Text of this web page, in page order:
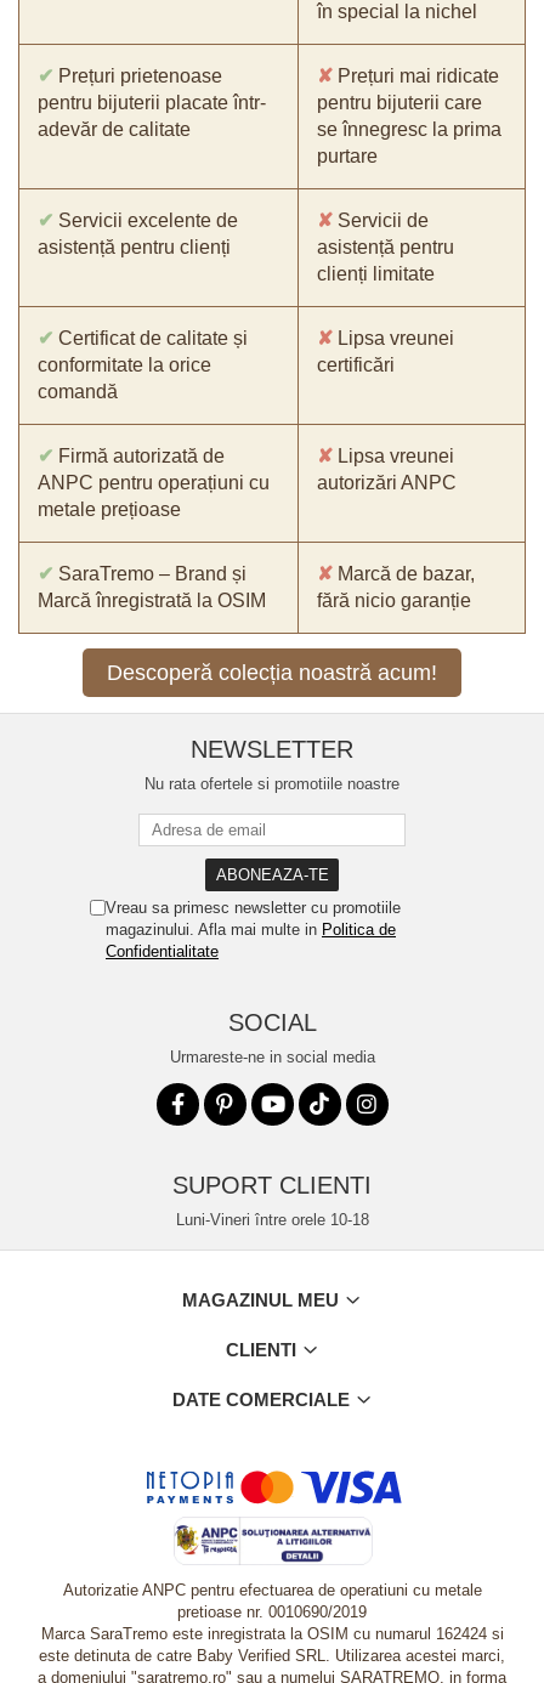
în special la nichel
✔ Prețuri prietenoase
pentru bijuterii placate într-
adevăr de calitate
✘ Prețuri mai ridicate
pentru bijuterii care
se înnegresc la prima
purtare
✔ Servicii excelente de
asistență pentru clienți
✘ Servicii de
asistență pentru
clienți limitate
✔ Certificat de calitate și
conformitate la orice
comandă
✘ Lipsa vreunei
certificări
✔ Firmă autorizată de
ANPC pentru operațiuni cu
metale prețioase
✘ Lipsa vreunei
autorizări ANPC
✔ SaraTremo – Brand și
Marcă înregistrată la OSIM
✘ Marcă de bazar,
fără nicio garanție
Descoperă colecția noastră acum!
NEWSLETTER
Nu rata ofertele si promotiile noastre
Vreau sa primesc newsletter cu promotiile
magazinului. Afla mai multe in Politica de
Confidentialitate
SOCIAL
Urmareste-ne in social media
SUPORT CLIENTI
Luni-Vineri între orele 10-18
MAGAZINUL MEU
CLIENTI
DATE COMERCIALE
Autorizatie ANPC pentru efectuarea de operatiuni cu metale
pretioase nr. 0010690/2019
Marca SaraTremo este inregistrata la OSIM cu numarul 162424 si
este detinuta de catre Baby Verified SRL. Utilizarea acestei marci,
a domeniului "saratremo.ro" sau a numelui SARATREMO, in forma